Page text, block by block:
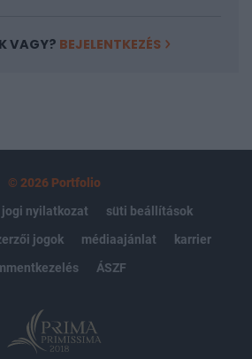
VAGY? BEJELENTKEZÉS
© 2026 Portfolio
jogi nyilatkozat
süti beállítások
jogok médiaajánlat
karrier
ÁSZF